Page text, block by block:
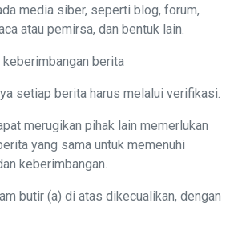
media siber, seperti blog, forum,
atau pemirsa, dan bentuk lain.
berita
setiap berita harus melalui verifikasi.
merugikan pihak lain memerlukan
yang sama untuk memenuhi
keberimbangan.
butir (a) di atas dikecualikan, dengan